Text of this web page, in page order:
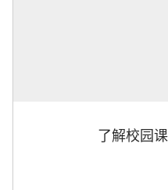
了解校园